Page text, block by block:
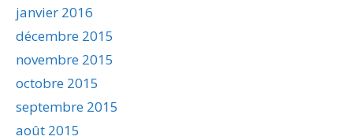
janvier 2016
décembre 2015
novembre 2015
octobre 2015
septembre 2015
août 2015